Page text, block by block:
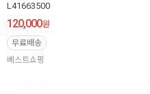
L41663500
120,000원
무료배송
베스트쇼핑